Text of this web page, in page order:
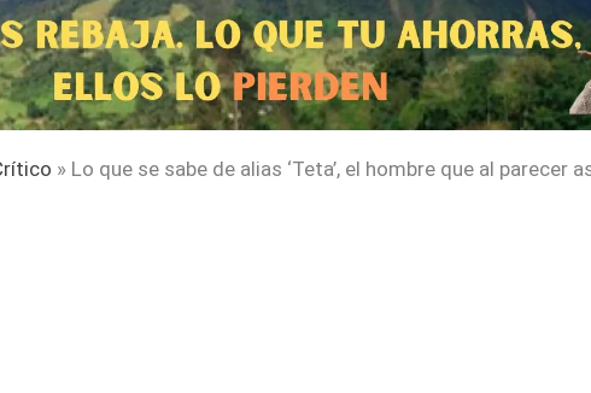
» Lo que se sabe de alias ‘Teta’, el hombre que al parecer